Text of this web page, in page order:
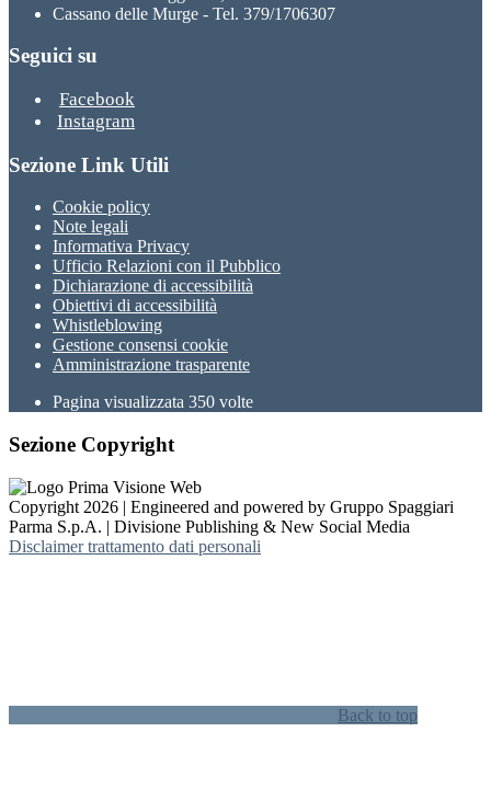
Cassano delle Murge - Tel. 379/1706307
Seguici su
Facebook
Instagram
Sezione Link Utili
Cookie policy
Note legali
Informativa Privacy
Ufficio Relazioni con il Pubblico
Dichiarazione di accessibilità
Obiettivi di accessibilità
Whistleblowing
Gestione consensi cookie
Amministrazione trasparente
Pagina visualizzata 350 volte
Sezione Copyright
Copyright 2026 | Engineered and powered by Gruppo Spaggiari
Parma S.p.A. | Divisione Publishing & New Social Media
Disclaimer trattamento dati personali
Back to top